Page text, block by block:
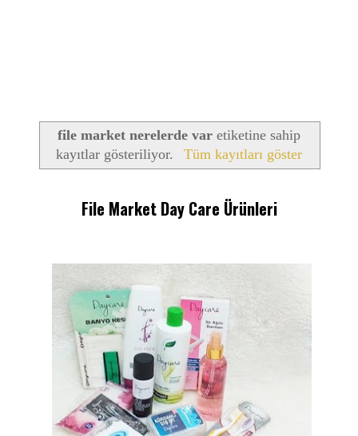
file market nerelerde var etiketine sahip
kayıtlar gösteriliyor.
Tüm kayıtları göster
File Market Day Care Ürünleri